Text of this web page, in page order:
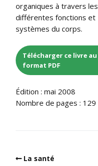
organiques à travers les
différentes fonctions et
systèmes du corps.
Télécharger ce livre au
format PDF
Édition : mai 2008
Nombre de pages : 129
La santé